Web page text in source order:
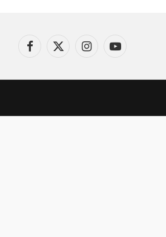
Facebook
X
InstagramYouTube